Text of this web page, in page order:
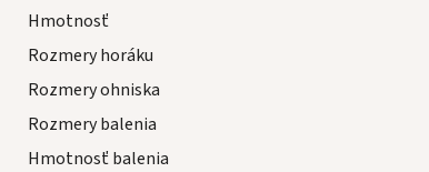
Hmotnosť
Rozmery horáku
Rozmery ohniska
Rozmery balenia
Hmotnosť balenia